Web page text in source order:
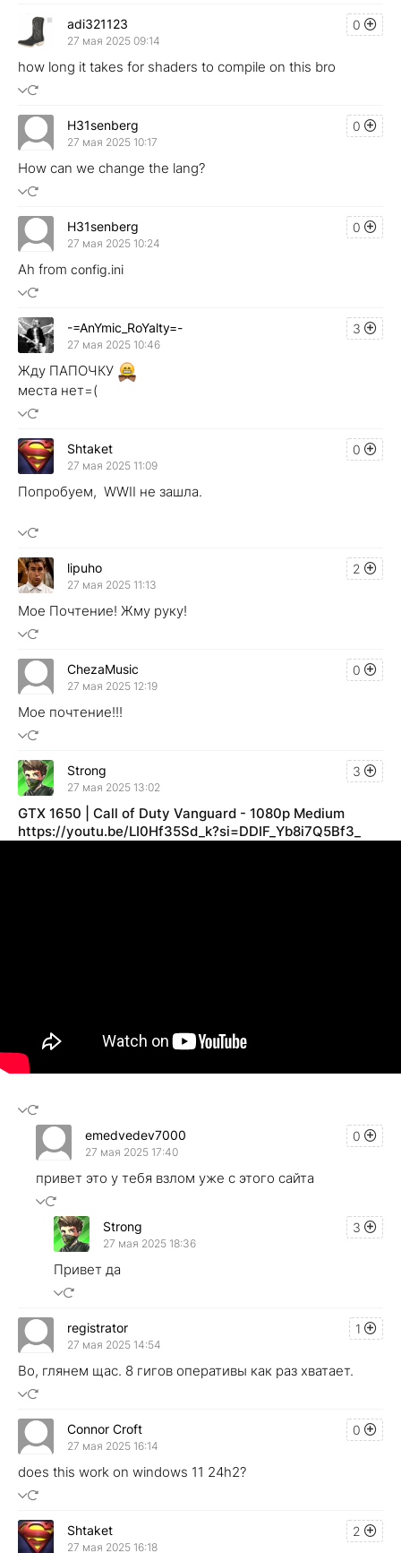
0
adi321123
27 мая 2025 09:14
how long it takes for shaders to compile on this bro
0
H31senberg
27 мая 2025 10:17
How can we change the lang?
0
H31senberg
27 мая 2025 10:24
Ah from config.ini
3
-=AnYmic_RoYalty=-
27 мая 2025 10:46
Жду ПАПОЧКУ
места нет=(
0
Shtaket
27 мая 2025 11:09
Попробуем, WWII не зашла.
2
lipuho
27 мая 2025 11:13
Мое Почтение! Жму руку!
0
ChezaMusic
27 мая 2025 12:19
Мое почтение!!!
3
Strong
27 мая 2025 13:02
GTX 1650 | Call of Duty Vanguard - 1080p Medium
https://youtu.be/LI0Hf35Sd_k?si=DDIF_Yb8i7Q5Bf3_
0
emedvedev7000
27 мая 2025 17:40
привет это у тебя взлом уже с этого сайта
3
Strong
27 мая 2025 18:36
Привет да
1
registrator
27 мая 2025 14:54
Во, глянем щас. 8 гигов оперативы как раз хватает.
0
Connor Croft
27 мая 2025 16:14
does this work on windows 11 24h2?
2
Shtaket
27 мая 2025 16:18